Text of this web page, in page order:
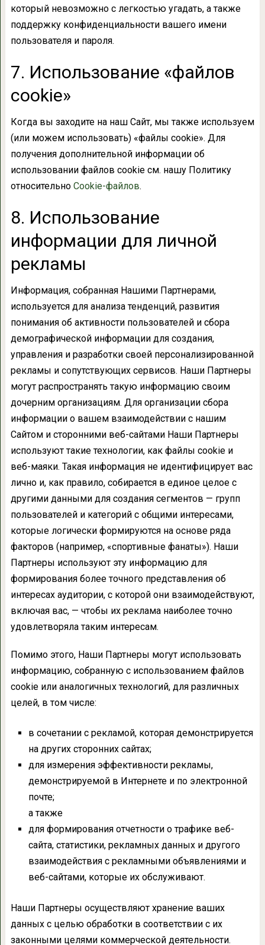
который невозможно с легкостью угадать, а также
поддержку конфиденциальности вашего имени
пользователя и пароля.
7. Использование «файлов
cookie»
Когда вы заходите на наш Сайт, мы также используем
(или можем использовать) «файлы cookie». Для
получения дополнительной информации об
использовании файлов cookie см. нашу Политику
относительно Cookie-файлов.
8. Использование
информации для личной
рекламы
Информация, собранная Нашими Партнерами,
используется для анализа тенденций, развития
понимания об активности пользователей и сбора
демографической информации для создания,
управления и разработки своей персонализированной
рекламы и сопутствующих сервисов. Наши Партнеры
могут распространять такую информацию своим
дочерним организациям. Для организации сбора
информации о вашем взаимодействии с нашим
Сайтом и сторонними веб-сайтами Наши Партнеры
используют такие технологии, как файлы cookie и
веб-маяки. Такая информация не идентифицирует вас
лично и, как правило, собирается в единое целое с
другими данными для создания сегментов — групп
пользователей и категорий с общими интересами,
которые логически формируются на основе ряда
факторов (например, «спортивные фанаты»). Наши
Партнеры используют эту информацию для
формирования более точного представления об
интересах аудитории, с которой они взаимодействуют,
включая вас, — чтобы их реклама наиболее точно
удовлетворяла таким интересам.
Помимо этого, Наши Партнеры могут использовать
информацию, собранную с использованием файлов
cookie или аналогичных технологий, для различных
целей, в том числе:
в сочетании с рекламой, которая демонстрируется
на других сторонних сайтах;
для измерения эффективности рекламы,
демонстрируемой в Интернете и по электронной
почте;
а также
для формирования отчетности о трафике веб-
сайта, статистики, рекламных данных и другого
взаимодействия с рекламными объявлениями и
веб-сайтами, которые их обслуживают.
Наши Партнеры осуществляют хранение ваших
данных с целью обработки в соответствии с их
законными целями коммерческой деятельности.